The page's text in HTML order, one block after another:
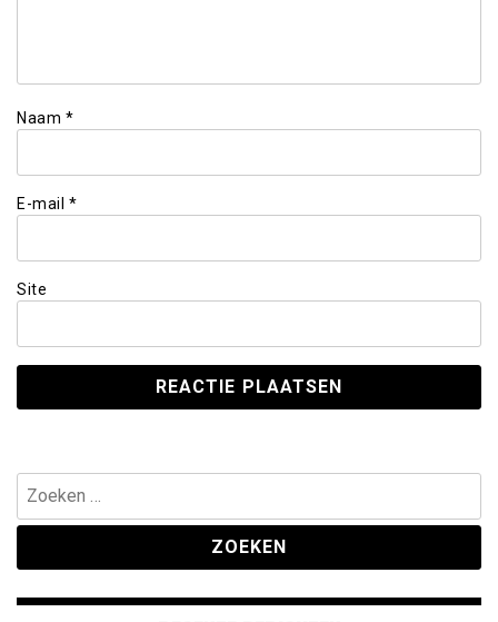
Naam *
E-mail *
Site
Zoeken
naar: